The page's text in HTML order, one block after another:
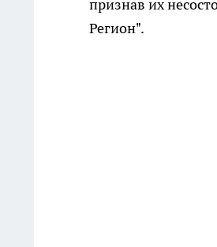
признав их
Регион".